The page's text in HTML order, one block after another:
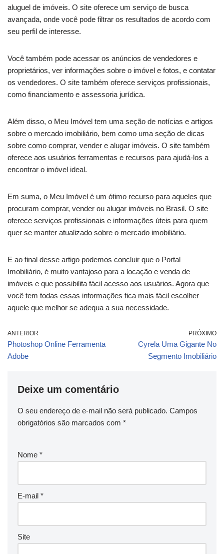
aluguel de imóveis. O site oferece um serviço de busca
avançada, onde você pode filtrar os resultados de acordo com
seu perfil de interesse.
Você também pode acessar os anúncios de vendedores e
proprietários, ver informações sobre o imóvel e fotos, e contatar
os vendedores. O site também oferece serviços profissionais,
como financiamento e assessoria jurídica.
Além disso, o Meu Imóvel tem uma seção de notícias e artigos
sobre o mercado imobiliário, bem como uma seção de dicas
sobre como comprar, vender e alugar imóveis. O site também
oferece aos usuários ferramentas e recursos para ajudá-los a
encontrar o imóvel ideal.
Em suma, o Meu Imóvel é um ótimo recurso para aqueles que
procuram comprar, vender ou alugar imóveis no Brasil. O site
oferece serviços profissionais e informações úteis para quem
quer se manter atualizado sobre o mercado imobiliário.
E ao final desse artigo podemos concluir que o Portal
Imobiliário, é muito vantajoso para a locação e venda de
imóveis e que possibilita fácil acesso aos usuários. Agora que
você tem todas essas informações fica mais fácil escolher
aquele que melhor se adequa a sua necessidade.
ANTERIOR
Photoshop Online Ferramenta
Adobe
PRÓXIMO
Cyrela Uma Gigante No
Segmento Imobiliário
Deixe um comentário
O seu endereço de e-mail não será publicado. Campos
obrigatórios são marcados com *
Nome *
E-mail *
Site